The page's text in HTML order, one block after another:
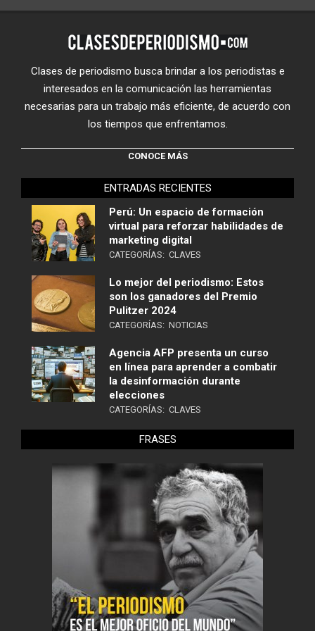
Clases de periodismo busca brindar a los periodistas e
interesados en la comunicación las herramientas
necesarias para un trabajo más eficiente, de acuerdo con
los tiempos que enfrentamos.
CONOCE MÁS
ENTRADAS RECIENTES
Perú: Un espacio de formación
virtual para reforzar habilidades de
marketing digital
CATEGORÍAS: CLAVES
Lo mejor del periodismo: Estos
son los ganadores del Premio
Pulitzer 2024
CATEGORÍAS: NOTICIAS
Agencia AFP presenta un curso
en línea para aprender a combatir
la desinformación durante
elecciones
CATEGORÍAS: CLAVES
FRASES